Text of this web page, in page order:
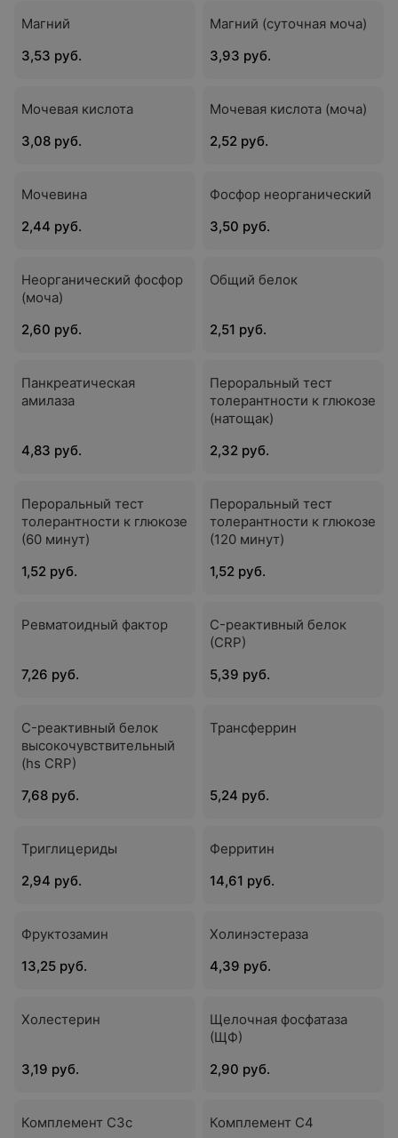
Магний
3,53 руб.
Магний (суточная моча)
3,93 руб.
Мочевая кислота
3,08 руб.
Мочевая кислота (моча)
2,52 руб.
Мочевина
2,44 руб.
Фосфор неорганический
3,50 руб.
Неорганический фосфор
(моча)
2,60 руб.
Общий белок
2,51 руб.
Панкреатическая
амилаза
4,83 руб.
Пероральный тест
толерантности к глюкозе
(натощак)
2,32 руб.
Пероральный тест
толерантности к глюкозе
(60 минут)
1,52 руб.
Пероральный тест
толерантности к глюкозе
(120 минут)
1,52 руб.
Ревматоидный фактор
7,26 руб.
C-реактивный белок
(CRP)
5,39 руб.
C-реактивный белок
высокочувствительный
(hs CRP)
7,68 руб.
Трансферрин
5,24 руб.
Триглицериды
2,94 руб.
Ферритин
14,61 руб.
Фруктозамин
13,25 руб.
Холинэстераза
4,39 руб.
Холестерин
3,19 руб.
Щелочная фосфатаза
(ЩФ)
2,90 руб.
Комплемент С3с
Комплемент С4